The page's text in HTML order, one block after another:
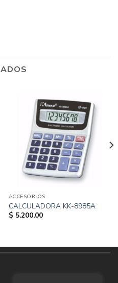
ACCESORIOS
CALCULADORA KK-8985A
$ 5.200,00